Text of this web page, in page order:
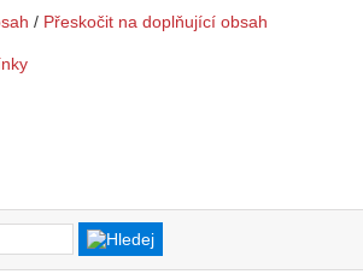
/ Přeskočit na doplňující obsah